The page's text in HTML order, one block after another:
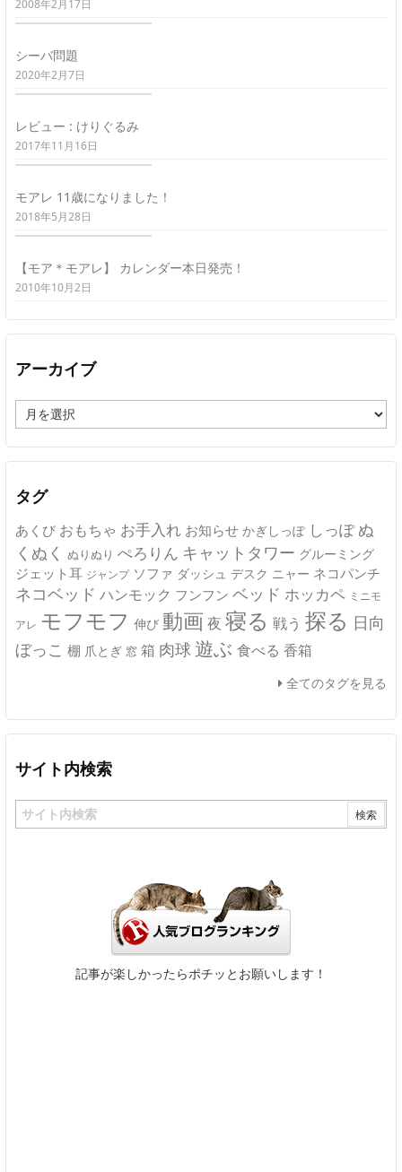
2008年2月17日
シーバ問題
2020年2月7日
レビュー : けりぐるみ
2017年11月16日
モアレ 11歳になりました！
2018年5月28日
【モア＊モアレ】 カレンダー本日発売！
2010年10月2日
アーカイブ
ー
カ
イ
タグ
あくび おもちゃ お手入れ お知らせ かぎしっぽ しっぽ ぬ
くぬく ぬりぬり ぺろりん キャットタワー グルーミング
ジェット耳 ジャンプ ソファ ダッシュ デスク ニャー ネコパンチ
ネコベッド ハンモック フンフン ベッド ホッカペ ミニモ
アレ モフモフ 伸び 動画 夜 寝る 戦う 探る 日向
ぼっこ 棚 爪とぎ 窓 箱 肉球 遊ぶ 食べる 香箱
全てのタグを見る
サイト内検索
記事が楽しかったらポチッとお願いします！